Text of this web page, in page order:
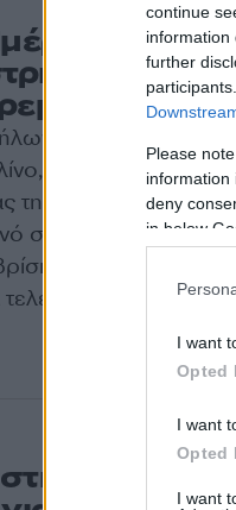
continue
information
further
Please
information
deny
in below
I want
Opted
I want
Opted
I want
της
[vid]
σήμερα στη
με την ευκαιρία
της Γυναίκας,
στο οποίο είχαν
στην εξουσία
μ' αυτό".
που